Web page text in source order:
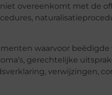
overeenkomt met de
waarvoor
gerechtelijke
verwijzingen,